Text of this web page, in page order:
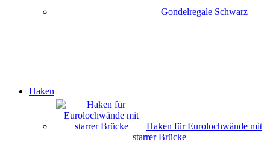
Gondelregale Schwarz
Haken
Haken für Eurolochwände mit
starrer Brücke